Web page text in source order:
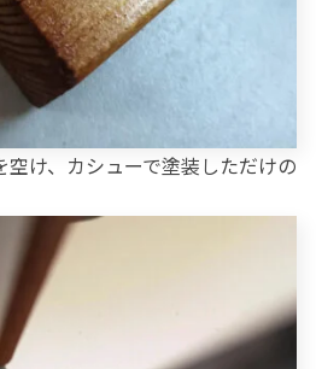
け、カシューで塗装しただけの